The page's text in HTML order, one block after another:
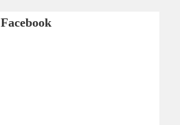
Facebook